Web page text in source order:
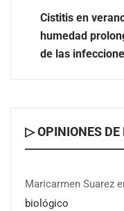
de pagos
El voto del público
Cistitis en
humedad
de las
▷ OPINIONES DE
Maricarmen Suarez
biológico